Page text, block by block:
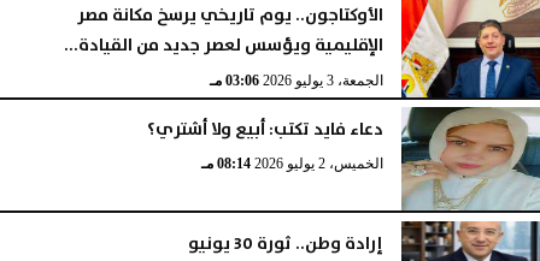
الأوكتاجون.. يوم تاريخي يرسخ مكانة مصر
الإقليمية ويؤسس لعصر جديد من القيادة...
الجمعة، 3 يوليو 2026 03:06 مـ
دعاء فايد تكتب: أبيع ولا أشتري؟
الخميس، 2 يوليو 2026 08:14 مـ
إرادة وطن.. ثورة 30 يونيو